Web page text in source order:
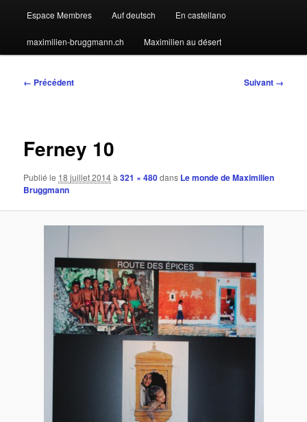
Espace Membres Auf deutsch En castellano
maximilien-bruggmann.ch Maximilien au désert
Navigation
← Précédent Suivant →
Ferney 10
Publié le 18 juillet 2014à321 × 480dans Le monde de Maximilien
Bruggmann